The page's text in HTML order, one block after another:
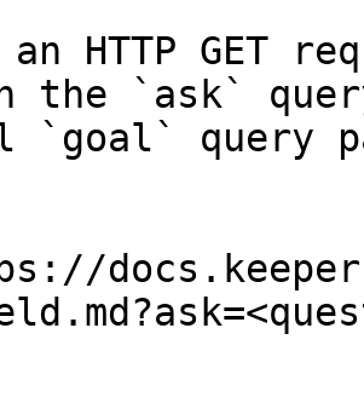
an HTTP GET
the `ask`
`goal` query